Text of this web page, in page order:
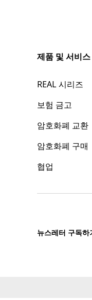
제품 및 서비스
REAL 시리즈
보험 금고
암호화폐 교환
암호화폐 구매
협업
뉴스레터 구독하